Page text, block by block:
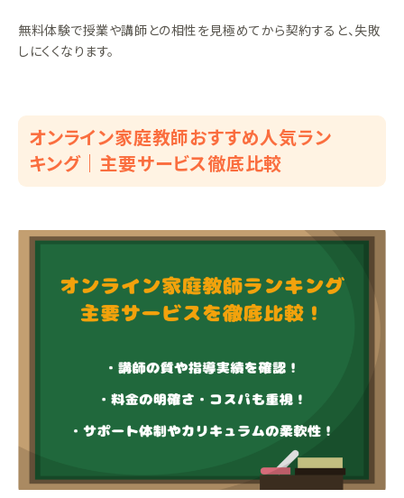
無料体験で授業や講師との相性を見極めてから契約すると、失敗
しにくくなります。
オンライン家庭教師おすすめ人気ラン
キング｜主要サービス徹底比較